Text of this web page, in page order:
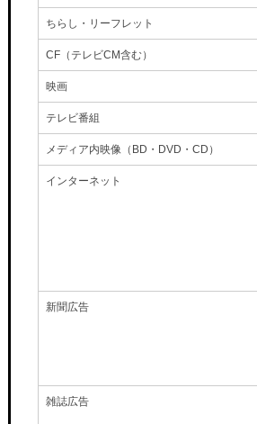
ちらし・リーフレット
CF（テレビCM含む）
映画
テレビ番組
メディア内映像（BD・DVD・CD）
インターネット
新聞広告
雑誌広告